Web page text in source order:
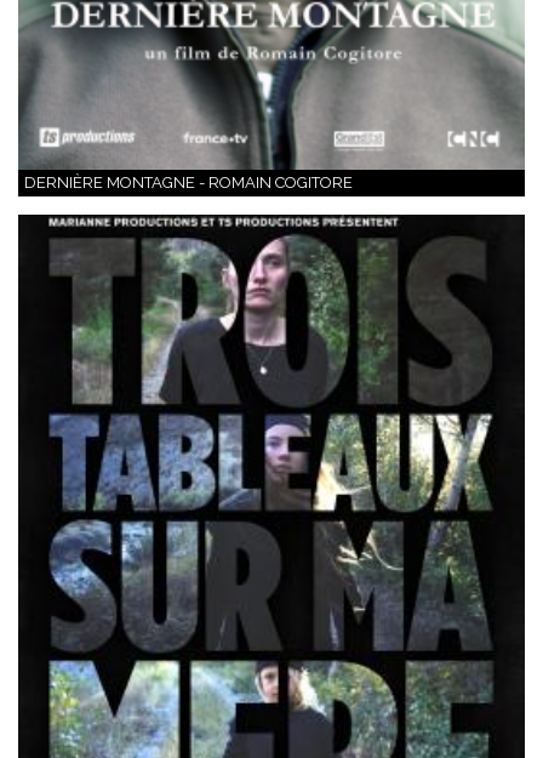
DERNIÈRE MONTAGNE - ROMAIN COGITORE